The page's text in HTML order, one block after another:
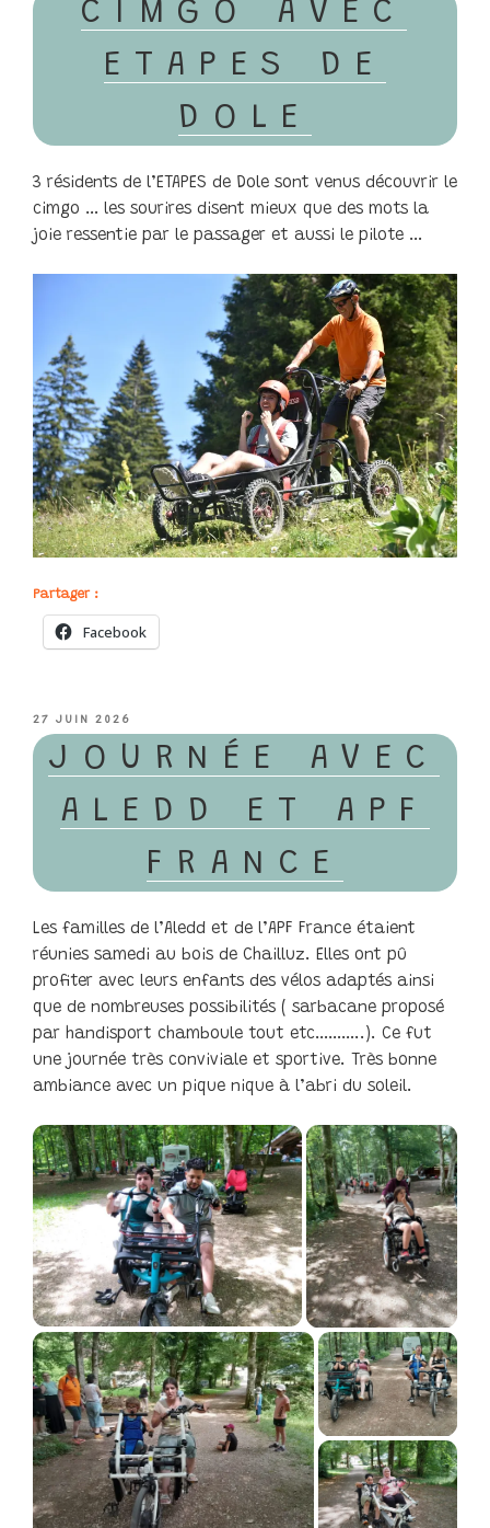
CIMGO AVEC
ETAPES DE
DOLE
3 résidents de l’ETAPES de Dole sont venus découvrir le
cimgo … les sourires disent mieux que des mots la
joie ressentie par le passager et aussi le pilote …
Partager :
Facebook
PUBLIÉ
LE
27 JUIN 2026
JOURNÉE AVEC
ALEDD ET APF
FRANCE
Les familles de l’Aledd et de l’APF France étaient
réunies samedi au bois de Chailluz. Elles ont pû
profiter avec leurs enfants des vélos adaptés ainsi
que de nombreuses possibilités ( sarbacane proposé
par handisport chamboule tout etc………..). Ce fut
une journée très conviviale et sportive. Très bonne
ambiance avec un pique nique à l’abri du soleil.